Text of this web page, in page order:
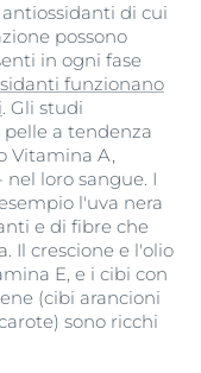
di cui
possono
in ogni fase
funzionano
. Gli studi
a tendenza
Vitamina A,
loro sangue. I
l'uva nera
e di fibre che
Il crescione e l'olio
E, e i cibi con
(cibi arancioni
sono ricchi